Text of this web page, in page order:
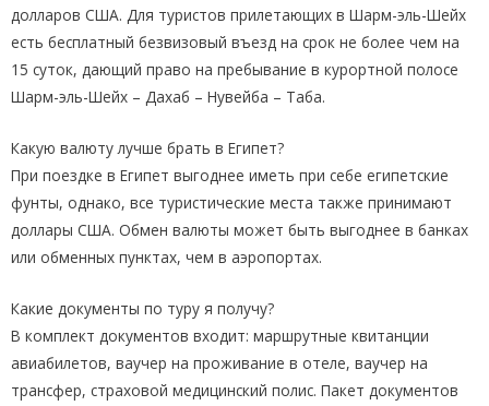
долларов США. Для туристов прилетающих в Шарм-эль-Шейх
есть бесплатный безвизовый въезд на срок не более чем на
15 суток, дающий право на пребывание в курортной полосе
Шарм-эль-Шейх – Дахаб – Нувейба – Таба.
Какую валюту лучше брать в Египет?
При поездке в Египет выгоднее иметь при себе египетские
фунты, однако, все туристические места также принимают
доллары США. Обмен валюты может быть выгоднее в банках
или обменных пунктах, чем в аэропортах.
Какие документы по туру я получу?
В комплект документов входит: маршрутные квитанции
авиабилетов, ваучер на проживание в отеле, ваучер на
трансфер, страховой медицинский полис. Пакет документов